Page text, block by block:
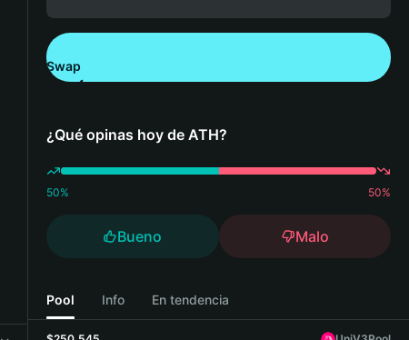
Swap
¿Qué opinas hoy de ATH?
50% 50%
Bueno Malo
Pool Info En tendencia